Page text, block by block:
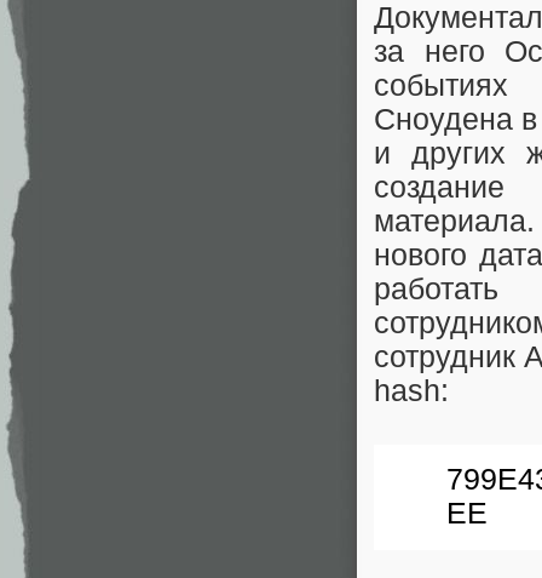
за него
событиях
Сноудена
и других
нового
сотрудник
hash:
EE